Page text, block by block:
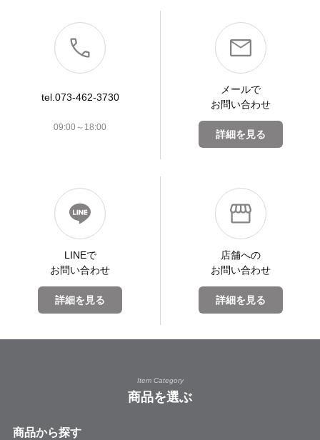
tel.073-462-3730
09:00～18:00
メールで
お問い合わせ
詳細を見る
LINEで
お問い合わせ
詳細を見る
店舗への
お問い合わせ
詳細を見る
Item Category
商品を選ぶ
商品から探す